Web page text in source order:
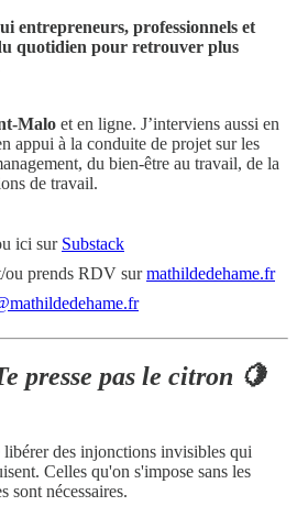
entrepreneurs, professionnels et
quotidien pour retrouver plus
Malo et en ligne. J’interviens aussi en
appui à la conduite de projet sur les
du bien-être au travail, de la
de travail.
ici sur Substack
prends RDV surmathildedehame.fr
presse pas le citron 🍋
libérer des injonctions invisibles qui
Celles qu'on s'impose sans les
sont nécessaires.